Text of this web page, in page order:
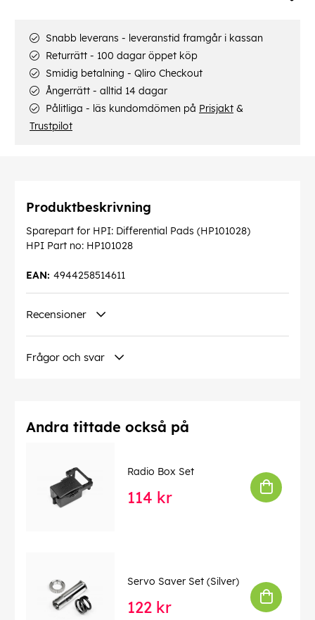
Snabb leverans - leveranstid framgår i kassan
Returrätt - 100 dagar öppet köp
Smidig betalning - Qliro Checkout
Ångerrätt - alltid 14 dagar
Pålitliga - läs kundomdömen på Prisjakt &
Trustpilot
Produktbeskrivning
Sparepart for HPI: Differential Pads (HP101028)
HPI Part no: HP101028
4944258514611
EAN:
Recensioner
Frågor och svar
Andra tittade också på
Radio Box Set
114 kr
Servo Saver Set (Silver)
122 kr